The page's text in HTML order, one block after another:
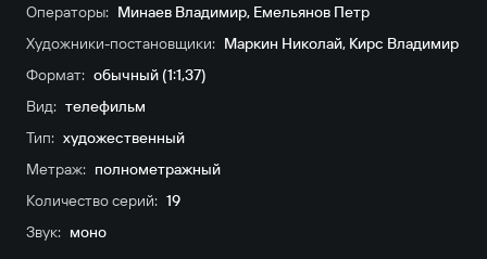
Операторы: Минаев Владимир, Емельянов Петр
Художники-постановщики: Маркин Николай, Кирс Владимир
Формат: обычный (1:1,37)
Вид: телефильм
Тип: художественный
Метраж: полнометражный
Количество серий: 19
Звук: моно